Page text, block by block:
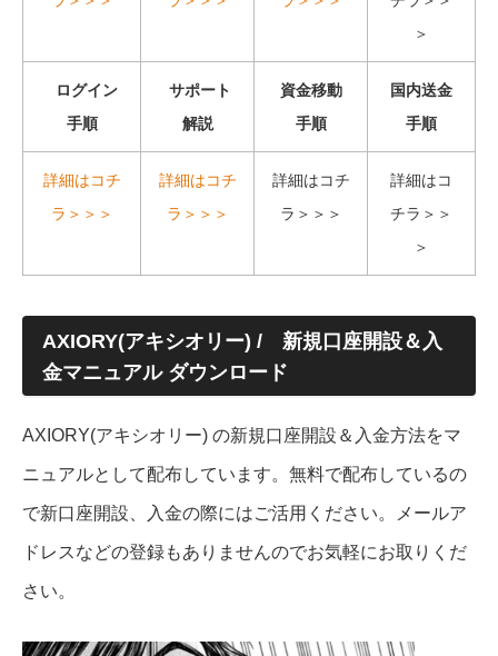
＞
ログイン
手順
サポート
解説
資金移動
手順
国内送金
手順
詳細はコチ
ラ＞＞＞
詳細はコチ
ラ＞＞＞
詳細はコチ
ラ＞＞＞
詳細はコ
チラ＞＞
＞
AXIORY(アキシオリー) / 新規口座開設＆入
金マニュアル ダウンロード
AXIORY(アキシオリー) の新規口座開設＆入金方法をマ
ニュアルとして配布しています。無料で配布しているの
で新口座開設、入金の際にはご活用ください。メールア
ドレスなどの登録もありませんのでお気軽にお取りくだ
さい。